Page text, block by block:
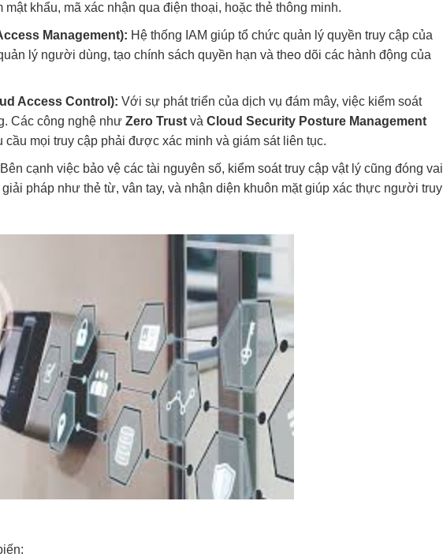
khẩu, mã xác nhận qua điện thoại, hoặc thẻ thông minh.
Management): Hệ thống IAM giúp tổ chức quản lý quyền truy cập của
lý người dùng, tạo chính sách quyền hạn và theo dõi các hành động của
Access Control): Với sự phát triển của dịch vụ đám mây, việc kiểm soát
Các công nghệ như Zero Trustvà Cloud Security Posture Management
mọi truy cập phải được xác minh và giám sát liên tục.
Bên cạnh việc bảo vệ các tài nguyên số, kiểm soát truy cập vật lý cũng đóng vai
pháp như thẻ từ, vân tay, và nhận diện khuôn mặt giúp xác thực người truy